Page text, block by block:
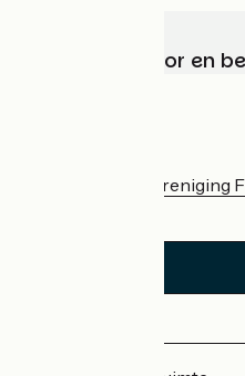
Kies, bereid voor en
De nationale vereniging